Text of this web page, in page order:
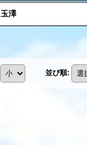
玉澤
並び順: